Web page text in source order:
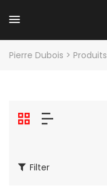
Pierre Dubois > Produits
Filter